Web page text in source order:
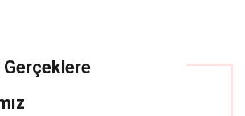
Gerçeklere